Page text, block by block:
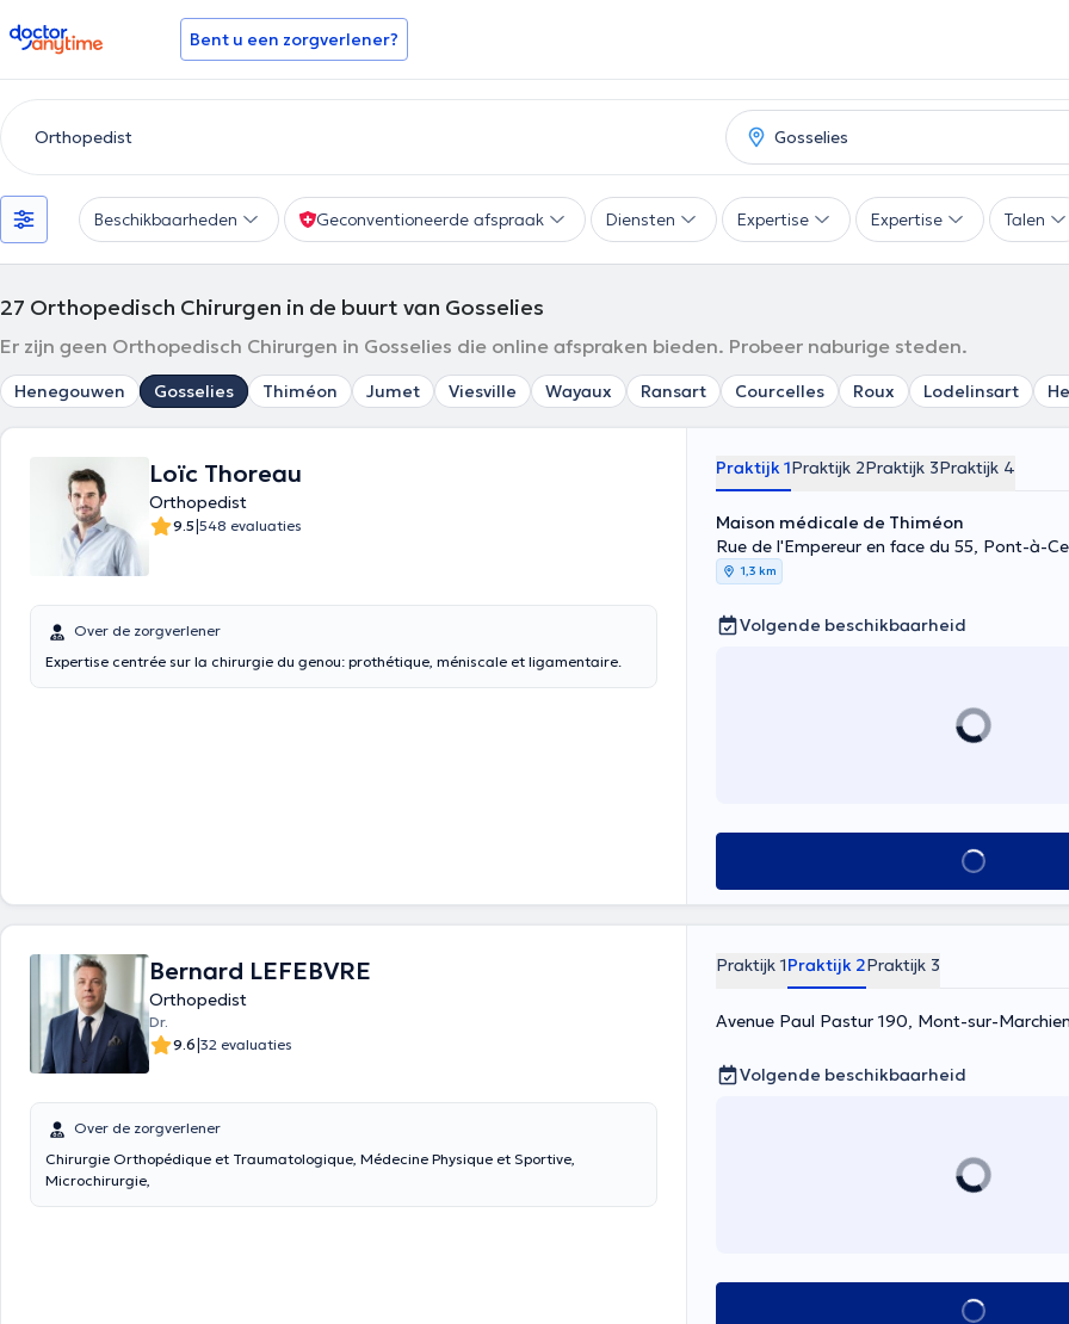
doctoranytime Bent u een zorgverlener?
Beschikbaarheden Geconventioneerde afspraak Diensten Expertise Expertise Talen
27 Orthopedisch Chirurgen in de buurt van Gosselies
Er zijn geen Orthopedisch Chirurgen in Gosselies die online afspraken bieden. Probeer naburige steden.
Henegouwen Gosselies Thiméon Jumet Viesville Wayaux Ransart Courcelles Roux Lodelinsart
Loïc Thoreau
Orthopedist
9.5|548 evaluaties
Over de zorgverlener
Expertise centrée sur la chirurgie du genou: prothétique, méniscale et ligamentaire.
Praktijk 1Praktijk 2Praktijk 3Praktijk 4
Maison médicale de Thiméon
Rue de l'Empereur en face du 55, Pont-à-
1,3 km
Volgende beschikbaarheid
Alles zien
Bernard LEFEBVRE
Orthopedist
Dr.
9.6|32 evaluaties
Over de zorgverlener
Chirurgie Orthopédique et Traumatologique, Médecine Physique et Sportive,
Microchirurgie,
Praktijk 1Praktijk 2Praktijk 3
Avenue Paul Pastur 190, Mont-sur-
Volgende beschikbaarheid
Alles zien